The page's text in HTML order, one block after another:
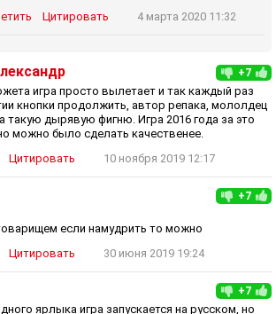
Цитировать 4 марта 2020 11:32
+7
игра просто вылетает и так каждый раз
кнопки продолжить, автор репака, мололдец
такую дырявую фигню. Игра 2016 года за это
можно было сделать качественее.
Цитировать 10 ноября 2019 12:17
+7
если намудрить то можно
Цитировать 30 июня 2019 19:24
+7
ярлыка игра запускается на русском, но